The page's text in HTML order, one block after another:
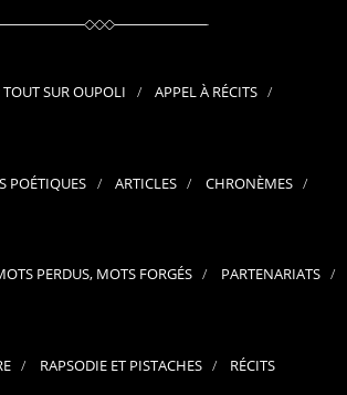
TOUT SUR OUPOLI APPEL À RÉCITS
POÉTIQUES ARTICLES CHRONÈMES
PERDUS, MOTS FORGÉS PARTENARIATS
RAPSODIE ET PISTACHES RÉCITS